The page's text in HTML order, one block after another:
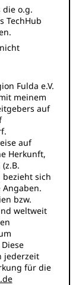
die o.g.
TechHub
Fulda e.V.
meinem
auf
auf
Herkunft,
bezieht sich
bzw.
weltweit
jederzeit
für die